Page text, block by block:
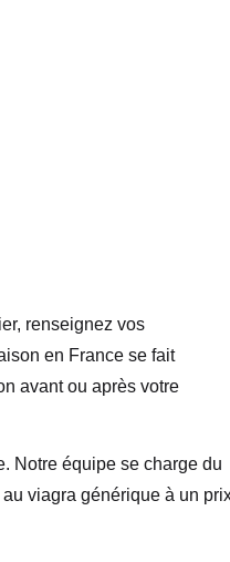
renseignez vos
en France se fait
avant ou après votre
Notre équipe se charge du
viagra générique à un